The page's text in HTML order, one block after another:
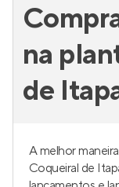
na
de
A melhor
Coqueiral de